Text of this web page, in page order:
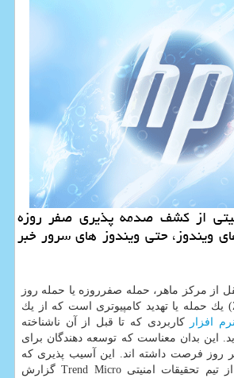
از كشف صدمه پذیری صفر روزه
ویندوز، حتی ویندوز های سرور خبر
از مركز ماهر، حمله صفرروزه یا حمله روز
صفر (Zero-day attack) یك حمله یا تهدید كامپیوتری است كه از یك
نرم افزار
كاربردی كه تا قبل از آن ناشناخته
این بدان معناست كه توسعه دهندگان برای
رفع صدمه پذیری صفر روز فرصت داشته اند. این ‫آسیب پذیری كه
توسط Lucas Leong از تیم تحقیقات امنیتی Trend Micro گزارش